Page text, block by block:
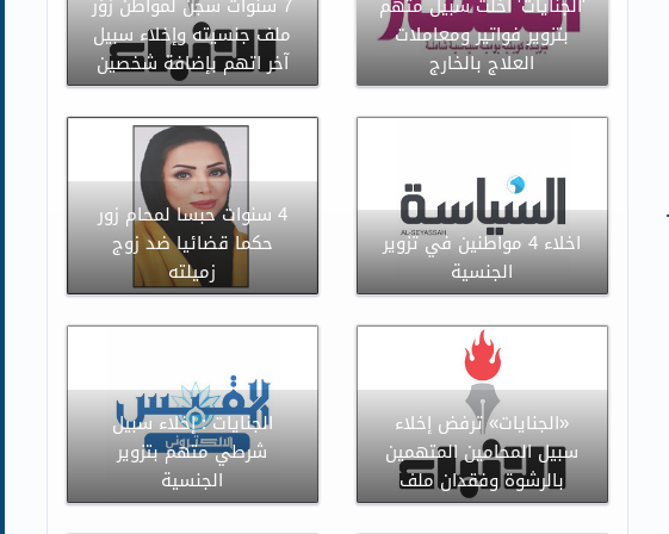
ملف جنسيته وإخلاء سبيل
آخر اتهم بإضافة شخصين
بتزوير فواتير ومعاملات
العلاج بالخارج
4 سنوات حبسا لمحام زور
حكما قضائيا ضد زوج
زميلته
اخلاء 4 مواطنين في تزوير
الجنسية
الجنايات : إخلاء سبيل
شرطي متهم بتزوير
الجنسية
«الجنايات» ترفض إخلاء
سبيل المحامين المتهمين
بالرشوة وفقدان ملف